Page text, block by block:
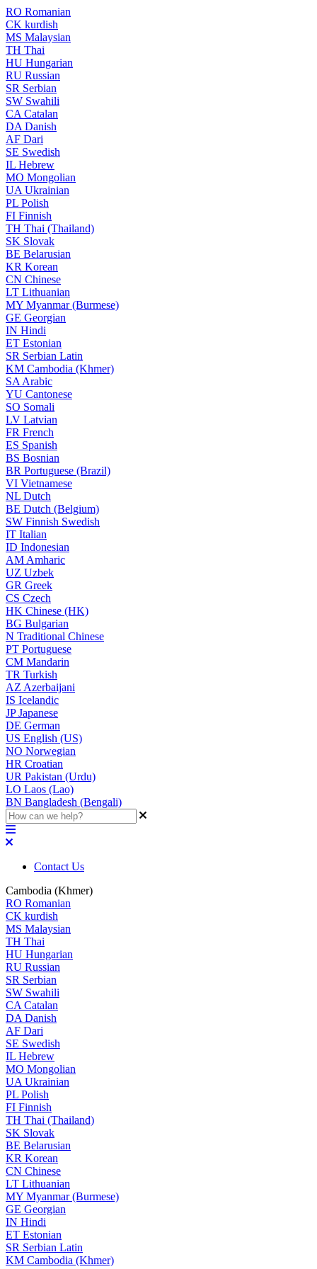
RO Romanian
CK kurdish
MS Malaysian
TH Thai
HU Hungarian
RU Russian
SR Serbian
SW Swahili
CA Catalan
DA Danish
AF Dari
SE Swedish
IL Hebrew
MO Mongolian
UA Ukrainian
PL Polish
FI Finnish
TH Thai (Thailand)
SK Slovak
BE Belarusian
KR Korean
CN Chinese
LT Lithuanian
MY Myanmar (Burmese)
GE Georgian
IN Hindi
ET Estonian
SR Serbian Latin
KM Cambodia (Khmer)
SA Arabic
YU Cantonese
SO Somali
LV Latvian
FR French
ES Spanish
BS Bosnian
BR Portuguese (Brazil)
VI Vietnamese
NL Dutch
BE Dutch (Belgium)
SW Finnish Swedish
IT Italian
ID Indonesian
AM Amharic
UZ Uzbek
GR Greek
CS Czech
HK Chinese (HK)
BG Bulgarian
N Traditional Chinese
PT Portuguese
CM Mandarin
TR Turkish
AZ Azerbaijani
IS Icelandic
JPJapanese
DE German
US English (US)
NO Norwegian
HR Croatian
UR Pakistan (Urdu)
LO Laos (Lao)
BN Bangladesh (Bengali)
Contact Us
Cambodia (Khmer)
RO Romanian
CK kurdish
MS Malaysian
TH Thai
HU Hungarian
RU Russian
SR Serbian
SW Swahili
CA Catalan
DA Danish
AF Dari
SE Swedish
IL Hebrew
MO Mongolian
UA Ukrainian
PL Polish
FI Finnish
TH Thai (Thailand)
SK Slovak
BE Belarusian
KR Korean
CN Chinese
LT Lithuanian
MY Myanmar (Burmese)
GE Georgian
IN Hindi
ET Estonian
SR Serbian Latin
KM Cambodia (Khmer)